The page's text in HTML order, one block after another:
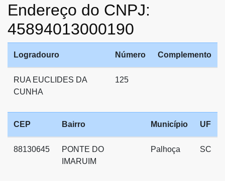
Endereço do CNPJ:
45894013000190
Logradouro Número Complemento
RUA EUCLIDES DA
CUNHA
125
CEP Bairro Município UF
88130645
PONTE DO
IMARUIM
Palhoça SC